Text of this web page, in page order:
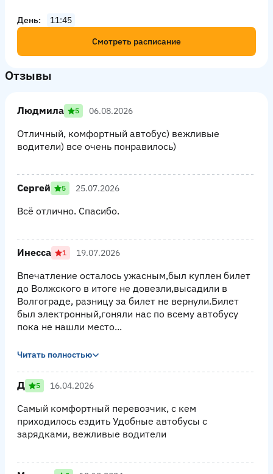
День
11:45
Смотреть расписание
Отзывы
Людмила 5 06.08.2026
Отличный, комфортный автобус) вежливые
водители) все очень понравилось)
Сергей 5 25.07.2026
Всё отлично. Спасибо.
Инесса 1 19.07.2026
Впечатление осталось ужасным,был куплен билет
до Волжского в итоге не довезли,высадили в
Волгограде, разницу за билет не вернули.Билет
был электронный,гоняли нас по всему автобусу
пока не нашли место...
Читать полностью
Д 5 16.04.2026
Самый комфортный перевозчик, с кем
приходилось ездить Удобные автобусы с
зарядками, вежливые водители